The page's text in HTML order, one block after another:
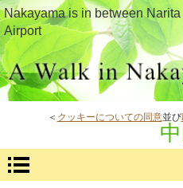
Nakayama is in between
Airport
＜ クッキーについての同意並び